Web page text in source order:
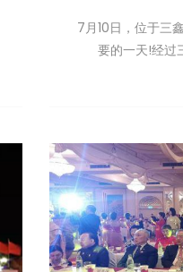
7月10日，位于三
要的一天!经过